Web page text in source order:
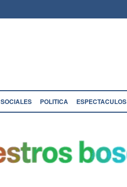
SOCIALES POLITICA ESPECTACULOS